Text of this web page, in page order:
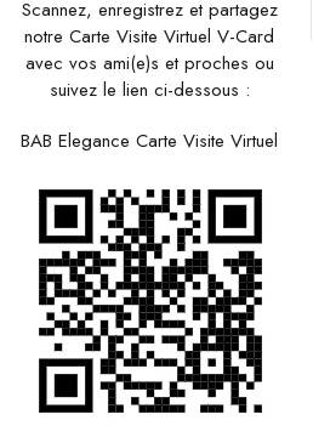
Scannez, enregistrez et partagez
notre Carte Visite Virtuel V-Card
avec vos ami(e)s et proches ou
suivez le lien ci-dessous :
BAB Elegance Carte Visite Virtuel